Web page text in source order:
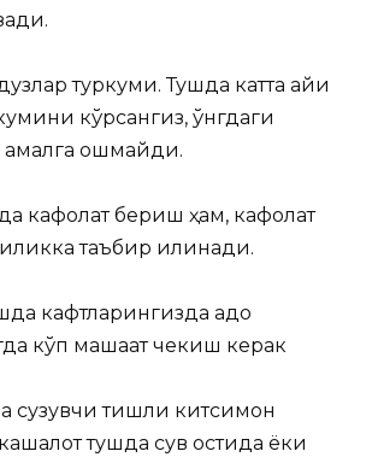
туркуми. Тушда катта айиқ
кўрсангиз, ўнгдаги
амалга ошмайди.
кафолат бериш ҳам, кафолат
таъбир қилинади.
кафтларингизда қадоқ
кўп машаққат чекиш керак
сузувчи тишли китсимон
тушда сув остида ёки